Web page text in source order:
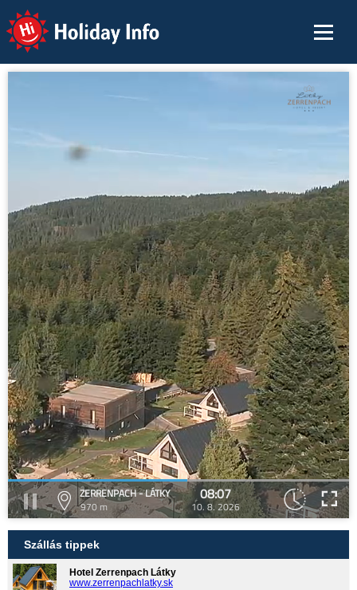
Holiday Info
ZERRENPACH - LÁTKY
970 m
08:07
10. 8. 2026
Szállás tippek
Hotel Zerrenpach Látky
www.zerrenpachlatky.sk